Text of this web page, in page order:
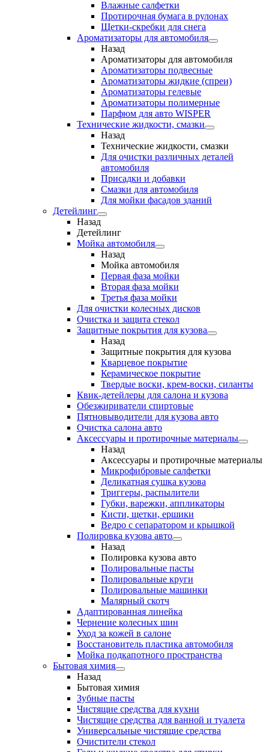
Влажные салфетки
Протирочная бумага в рулонах
Щетки-скребки для снега
Ароматизаторы для автомобиля
Назад
Ароматизаторы для автомобиля
Ароматизаторы подвесные
Ароматизаторы жидкие (спреи)
Ароматизаторы гелевые
Ароматизаторы полимерные
Парфюм для авто WISPER
Технические жидкости, смазки
Назад
Технические жидкости, смазки
Для очистки различных деталей
автомобиля
Присадки и добавки
Смазки для автомобиля
Для мойки фасадов зданий
Детейлинг
Назад
Детейлинг
Мойка автомобиля
Назад
Мойка автомобиля
Первая фаза мойки
Вторая фаза мойки
Третья фаза мойки
Для очистки колесных дисков
Очистка и защита стекол
Защитные покрытия для кузова
Назад
Защитные покрытия для кузова
Кварцевое покрытие
Керамическое покрытие
Твердые воски, крем-воски, силанты
Квик-детейлеры для салона и кузова
Обезжириватели спиртовые
Пятновыводители для кузова авто
Очистка салона авто
Аксессуары и протирочные материалы
Назад
Аксессуары и протирочные материалы
Микрофибровые салфетки
Деликатная сушка кузова
Триггеры, распылители
Губки, варежки, аппликаторы
Кисти, щетки, ершики
Ведро с сепаратором и крышкой
Полировка кузова авто
Назад
Полировка кузова авто
Полировальные пасты
Полировальные круги
Полировальные машинки
Малярный cкотч
Адаптированная линейка
Чернение колесных шин
Уход за кожей в салоне
Восстановитель пластика автомобиля
Мойка подкапотного пространства
Бытовая химия
Назад
Бытовая химия
Зубные пасты
Чистящие средства для кухни
Чистящие средства для ванной и туалета
Универсальные чистящие средства
Очистители стекол